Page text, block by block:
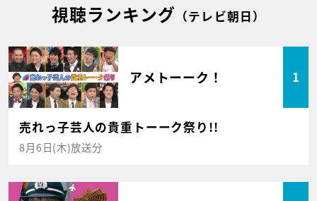
視聴ランキング （テレビ朝日）
アメトーーク！ 1
売れっ子芸人の貴重トーーク祭り!!
8月6日(木)放送分